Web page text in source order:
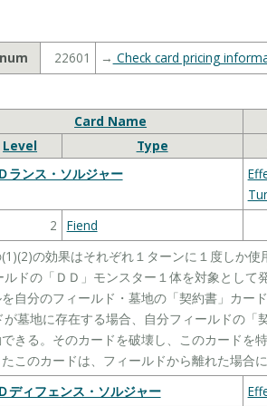
22601 → Check card pricing
Card Name
Level Type
ランス・ソルジャー
2 Fiend
の効果はそれぞれ１ターンに１度しか使
ルドの「ＤＤ」モンスター１体を対象として
自分のフィールド・墓地の「契約書」カード
が墓地に存在する場合、自分フィールドの「
きる。そのカードを破壊し、このカードを
このカードは、フィールドから離れた場合に
ディフェンス・ソルジャー